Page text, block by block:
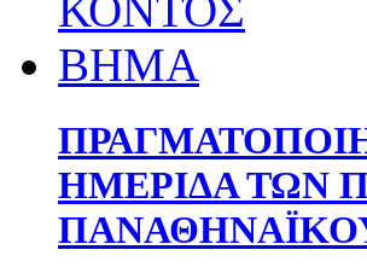
ΗΜΕΡΙΔΑ ΤΩΝ